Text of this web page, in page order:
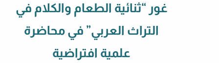
غور “ثنائية الطعام والكلام في
التراث العربي” في محاضرة
علمية افتراضية